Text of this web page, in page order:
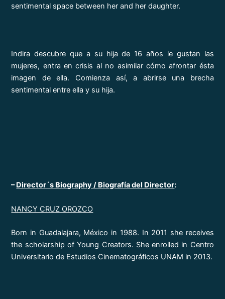
sentimental space between her and her daughter.
Indira descubre que a su hija de 16 años le gustan las
mujeres, entra en crisis al no asimilar cómo afrontar ésta
imagen de ella. Comienza así, a abrirse una brecha
sentimental entre ella y su hija.
–Director´s Biography / Biografía del Director:
NANCY CRUZ OROZCO
Born in Guadalajara, México in 1988. In 2011 she receives
the scholarship of Young Creators. She enrolled in Centro
Universitario de Estudios Cinematográficos UNAM in 2013.